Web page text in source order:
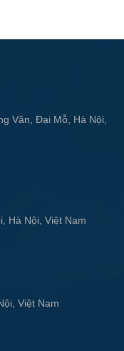
Văn, Đại Mỗ, Hà Nội,
Hà Nội, Việt Nam
Việt Nam